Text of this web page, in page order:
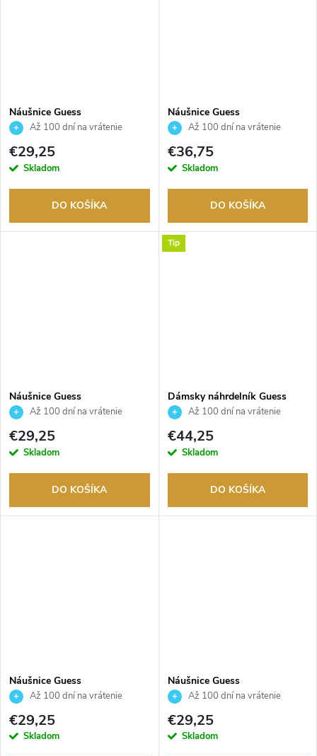
Náušnice Guess
JUBE02158JWYGT
Až 100 dní na vrátenie
tovaru. Autorizovaný predajca.
€29,25
Skladom
DO KOŠÍKA
Náušnice Guess
JUBE02286JWYGBKT
Až 100 dní na vrátenie
tovaru. Autorizovaný predajca.
€36,75
Skladom
DO KOŠÍKA
Náušnice Guess
JUBE03145JWYGT
Až 100 dní na vrátenie
tovaru. Autorizovaný predajca.
€29,25
Skladom
DO KOŠÍKA
Tip
Dámsky náhrdelník Guess
JUBN02141JWRHT
Až 100 dní na vrátenie
tovaru. Autorizovaný predajca.
€44,25
Skladom
DO KOŠÍKA
Náušnice Guess
JUBE02158JWRHT
Až 100 dní na vrátenie
tovaru. Autorizovaný predajca.
€29,25
Skladom
Náušnice Guess
JUBE02244JWYGEMT
Až 100 dní na vrátenie
tovaru. Autorizovaný predajca.
€29,25
Skladom